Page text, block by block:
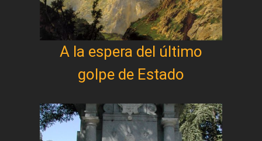
A la espera del último
golpe de Estado